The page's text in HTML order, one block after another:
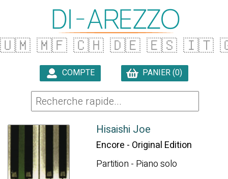
🇺🇲 🇲🇫 🇨🇭 🇩🇪 🇪🇸 🇮🇹
COMPTE PANIER (0)
Hisaishi Joe
Encore - Original Edition
Partition - Piano solo